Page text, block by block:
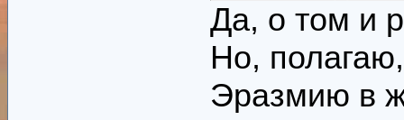
Да, о том и
Но,
Эразмию в